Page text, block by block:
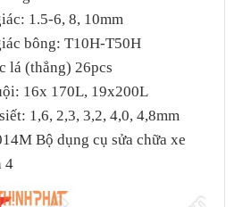
1.5-6, 8, 10mm
bông: T10H-T50H
lá (thẳng) 26pcs
16x 170L, 19x200L
1,6, 2,3, 3,2, 4,0, 4,8mm
Bộ dụng cụ sửa chữa xe
4